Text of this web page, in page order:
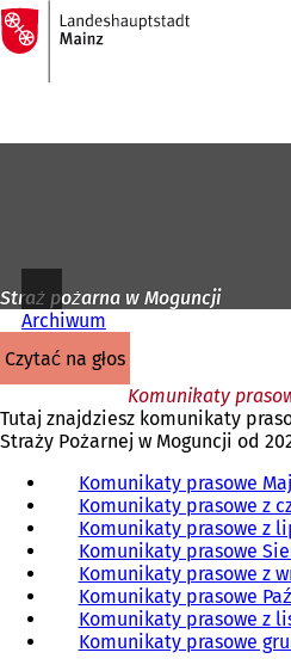
Przejdź do treści
Do
strony
głównej
Straż pożarna w Moguncji
Archiwum
czytać na głos
Komunikaty
Tutaj znajdziesz komunikaty
Straży Pożarnej w Moguncji od
Komunikaty prasowe
Komunikaty prasowe z
Komunikaty prasowe z
Komunikaty prasowe
Komunikaty prasowe z
Komunikaty prasowe
Komunikaty prasowe z
Komunikaty prasowe